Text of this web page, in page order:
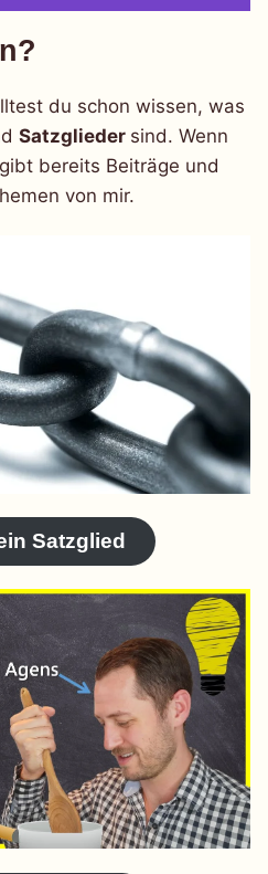
du schon wissen, was
Satzglieder sind. Wenn
bereits Beiträge und
von mir.
Satzglied